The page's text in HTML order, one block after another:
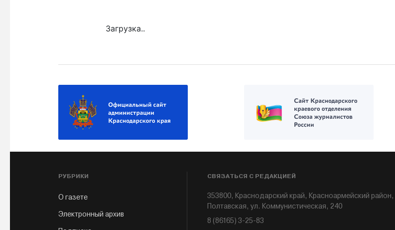
Загрузка..
РУБРИКИ
О газете
Электронный архив
СВЯЗАТЬСЯ С РЕДАКЦИЕЙ
353800, Краснодарский край, Красноармейский район,
Полтавская, ул. Коммунистическая, 240
8 (86165) 3-25-83